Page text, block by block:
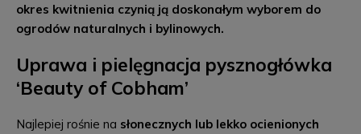
okres kwitnienia czynią ją doskonałym wyborem do
ogrodów naturalnych i bylinowych.
Uprawa i pielęgnacja pysznogłówka
‘Beauty of Cobham’
Najlepiej rośnie na słonecznych lub lekko ocienionych